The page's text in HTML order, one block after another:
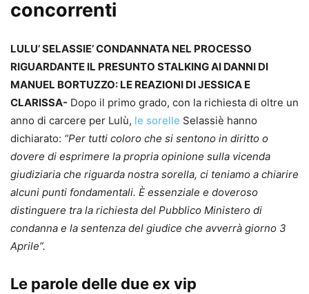
concorrenti
LULU’ SELASSIE’ CONDANNATA NEL PROCESSO
RIGUARDANTE IL PRESUNTO STALKING AI DANNI DI
MANUEL BORTUZZO: LE REAZIONI DI JESSICA E
CLARISSA- Dopo il primo grado, con la richiesta di oltre un
anno di carcere per Lulù, le sorelle Selassiè hanno
dichiarato: “Per tutti coloro che si sentono in diritto o
dovere di esprimere la propria opinione sulla vicenda
giudiziaria che riguarda nostra sorella, ci teniamo a chiarire
alcuni punti fondamentali. È essenziale e doveroso
distinguere tra la richiesta del Pubblico Ministero di
condanna e la sentenza del giudice che avverrà giorno 3
Aprile”.
Le parole delle due ex vip